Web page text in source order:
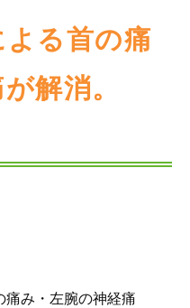
る首の痛
解消。
痛み・左腕の神経痛